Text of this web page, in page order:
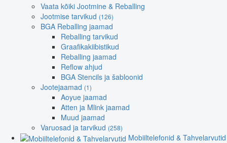
Vaata kõiki Jootmine & Reballing
Jootmise tarvikud (126)
BGA Reballing jaamad
Reballing tarvikud
Graafikakiibistikud
Reballing jaamad
Reflow ahjud
BGA Stencils ja šabloonid
Jootejaamad (1)
Aoyue jaamad
Atten ja Mlink jaamad
Muud jaamad
Varuosad ja tarvikud (258)
Mobiiltelefonid & Tahvelarvutid